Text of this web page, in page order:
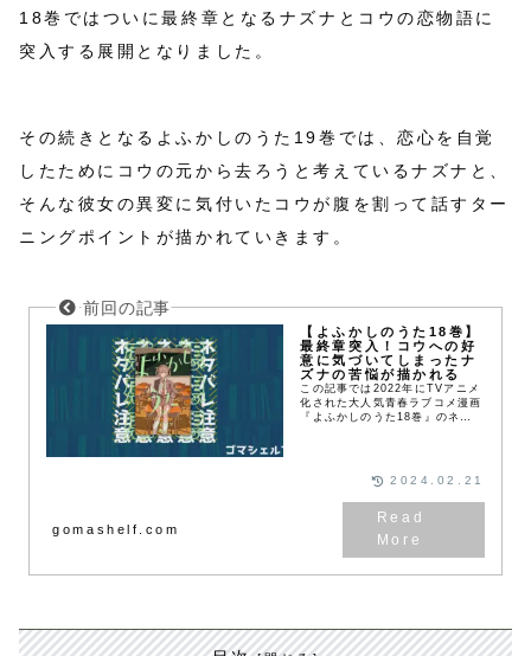
18巻ではついに最終章となるナズナとコウの恋物語に
突入する展開となりました。
その続きとなるよふかしのうた19巻では、恋心を自覚
したためにコウの元から去ろうと考えているナズナと、
そんな彼女の異変に気付いたコウが腹を割って話すター
ニングポイントが描かれていきます。
【よふかしのうた18巻】
最終章突入！コウへの好
意に気づいてしまったナ
ズナの苦悩が描かれる
この記事では2022年にTVアニメ
化された大人気青春ラブコメ漫画
『よふかしのうた18巻』のネタ
gomashelf.com
2024.02.21